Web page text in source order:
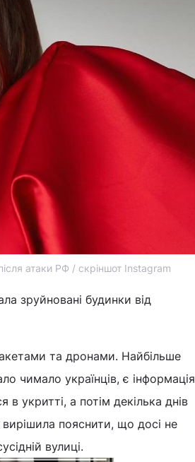
атаки РФ / скріншот Instagram
зруйновані будинки від
та дронами. Найбільше
чимало українців, є інформація
укритті, а потім декілька днів
пояснити, що досі не
вулиці.